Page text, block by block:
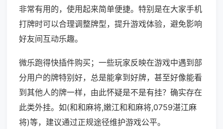
非常有用的，使用起来简单便捷。特别是在大家手机
打牌时可以合理调整牌型，提升游戏体验，避免影响
好友间互动乐趣。
微乐跑得快插件购买；一些玩家反映在游戏中遇到部
分用户的牌特别好，总是能拿到好牌，甚至好像能看
到其他人的牌一样，由此怀疑是不是有挂？确实存在
此类外挂。如(和和麻将,嫩江和和麻将,0759湛江麻
将)等，建议通过正规途径维护游戏公平。